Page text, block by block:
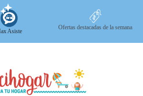
Asiste
Ofertas destacadas de la semana